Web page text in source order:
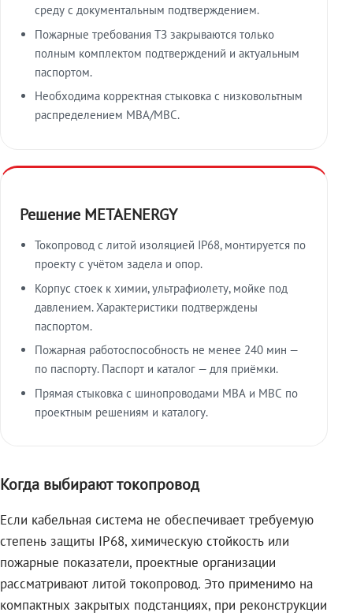
среду с документальным подтверждением.
Пожарные требования ТЗ закрываются только
полным комплектом подтверждений и актуальным
паспортом.
Необходима корректная стыковка с низковольтным
распределением МВА/МВС.
Решение METAENERGY
Токопровод с литой изоляцией IP68, монтируется по
проекту с учётом задела и опор.
Корпус стоек к химии, ультрафиолету, мойке под
давлением. Характеристики подтверждены
паспортом.
Пожарная работоспособность не менее 240 мин —
по паспорту. Паспорт и каталог — для приёмки.
Прямая стыковка с шинопроводами МВА и МВС по
проектным решениям и каталогу.
Когда выбирают токопровод
Если кабельная система не обеспечивает требуемую
степень защиты IP68, химическую стойкость или
пожарные показатели, проектные организации
рассматривают литой токопровод. Это применимо на
компактных закрытых подстанциях, при реконструкции